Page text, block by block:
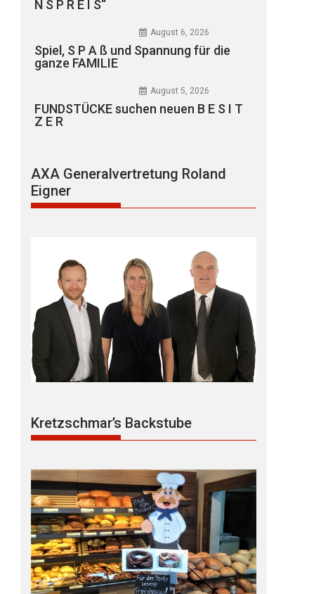
N S P R E I S“
August 6, 2026
Spiel, S P A ß und Spannung für die
ganze FAMILIE
August 5, 2026
FUNDSTÜCKE suchen neuen B E S I T
Z E R
AXA Generalvertretung Roland
Eigner
Kretzschmar’s Backstube